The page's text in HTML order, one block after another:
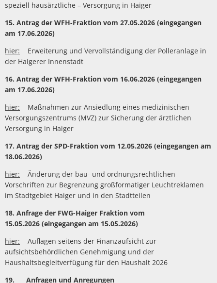
speziell hausärztliche – Versorgung in Haiger
15. Antrag der WFH-Fraktion vom 27.05.2026 (eingegangen
am 17.06.2026)
hier: Erweiterung und Vervollständigung der Polleranlage in
der Haigerer Innenstadt
16. Antrag der WFH-Fraktion vom 16.06.2026 (eingegangen
am 17.06.2026)
hier: Maßnahmen zur Ansiedlung eines medizinischen
Versorgungszentrums (MVZ) zur Sicherung der ärztlichen
Versorgung in Haiger
17. Antrag der SPD-Fraktion vom 12.05.2026 (eingegangen am
18.06.2026)
hier: Änderung der bau- und ordnungsrechtlichen
Vorschriften zur Begrenzung großformatiger Leuchtreklamen
im Stadtgebiet Haiger und in den Stadtteilen
18. Anfrage der FWG-Haiger Fraktion vom
15.05.2026 (eingegangen am 15.05.2026)
hier: Auflagen seitens der Finanzaufsicht zur
aufsichtsbehördlichen Genehmigung und der
Haushaltsbegleitverfügung für den Haushalt 2026
19. Anfragen und Anregungen